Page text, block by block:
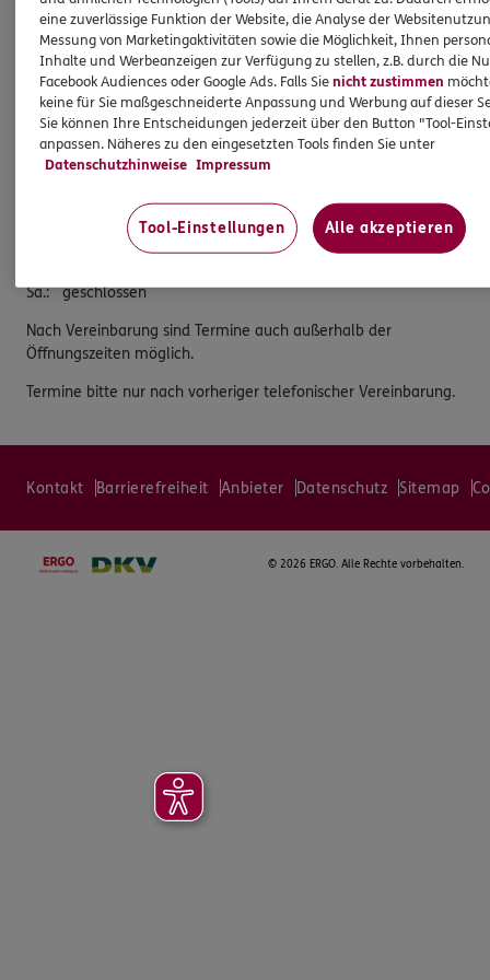
52223 Stolberg (Rhld.)
Tel: 02402/903040
Fax: 02402/9030423
Öffnungszeiten
09:00 - 12:00
09:00 - 12:00
09:00 - 12:00
Sa.: geschlossen
Nach Vereinbarung sind Termine auch außerhalb der
Öffnungszeiten möglich.
Termine bitte nur nach vorheriger telefonischer Vereinbarung.
Kontakt Barrierefreiheit Anbieter Datenschutz Sitemap
© 2026 ERGO. Alle Rechte vorbehalten.
eine zuverlässige Funktion der Website, die Analyse der
Messung von Marketingaktivitäten sowie die Möglichkeit, Ihnen
Inhalte und Werbeanzeigen zur Verfügung zu stellen, z.B. durch die
Facebook Audiences oder Google Ads. Falls Sienicht zustimmen
keine für Sie maßgeschneiderte Anpassung und Werbung auf dieser
Sie können Ihre Entscheidungen jederzeit über den Button "Tool-
anpassen. Näheres zu den eingesetzten Tools finden Sie unter
Datenschutzhinweise Impressum
Tool-Einstellungen Alle akzeptieren